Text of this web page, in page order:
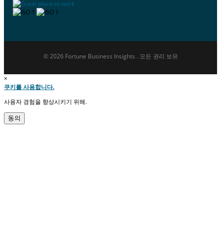
© 2026 Fortune Business Insights . 모든 권리 보유
×
쿠키를 사용합니다.
사용자 경험을 향상시키기 위해.
동의